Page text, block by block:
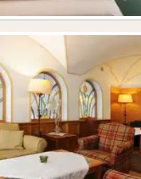
bilde